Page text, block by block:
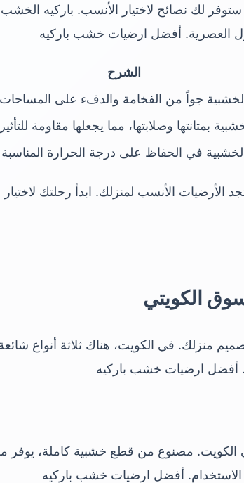
ستوفر لك نصائح لاختيار الأنسب. باركيه
العصرية. أفضل ارضيات خشب باركيه
الشرح
جواً من الفخامة والدفء على المساحات
بمتانتها وصلابتها، مما يجعلها مقاومة
في الحفاظ على درجة الحرارة
الأرضيات الأنسب لمنزلك. ابدأ رحلتك
الكويتي
منزلك. في الكويت، هناك ثلاثة أنواع
أفضل ارضيات خشب باركيه
الكويت. مصنوع من قطع خشبية كاملة، يوفر
الاستخدام. أفضل ارضيات خشب باركيه